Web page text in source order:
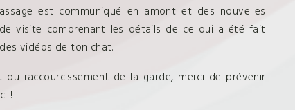
est communiqué en amont et des nouvelles
visite comprenant les détails de ce qui a été fait
vidéos de ton chat.
raccourcissement de la garde, merci de prévenir
!